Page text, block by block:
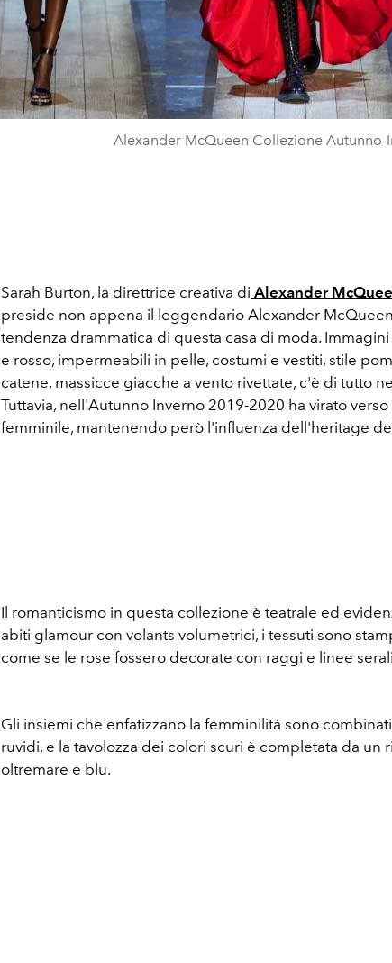
Alexander McQueen Collezione Autunno-
Sarah Burton, la direttrice creativa di Alexander
preside non appena il leggendario Alexander
tendenza drammatica di questa casa di moda.
e rosso, impermeabili in pelle, costumi e vestiti, stile
catene, massicce giacche a vento rivettate, c'è di tutto
Tuttavia, nell'Autunno Inverno 2019-2020 ha virato
femminile, mantenendo però l'influenza dell'heritage
Il romanticismo in questa collezione è teatrale ed
abiti glamour con volants volumetrici, i tessuti sono
come se le rose fossero decorate con raggi e linee
Gli insiemi che enfatizzano la femminilità sono
ruvidi, e la tavolozza dei colori scuri è completata da un
oltremare e blu.